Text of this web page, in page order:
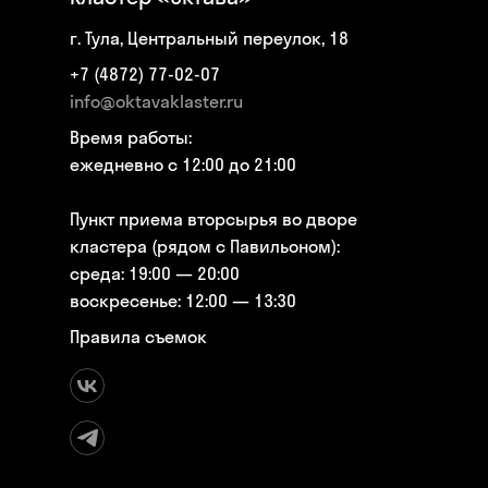
г. Тула, Центральный переулок, 18
+7 (4872) 77-02-07
info@oktavaklaster.ru
Время работы:
ежедневно с 12:00 до 21:00
Пункт приема вторсырья во дворе
кластера (рядом с Павильоном):
среда: 19:00 — 20:00
воскресенье: 12:00 — 13:30
Правила съемок